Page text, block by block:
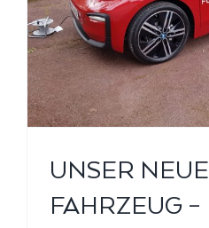
UNSER
FAHRZEUG